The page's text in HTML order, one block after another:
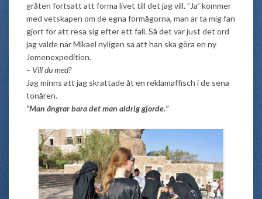
gråten fortsatt att forma livet till det jag vill. ”Ja” kommer
med vetskapen om de egna förmågorna, man är ta mig fan
gjort för att resa sig efter ett fall. Så det var just det ord
jag valde när Mikael nyligen sa att han ska göra en ny
Jemenexpedition.
– Vill du med?
Jag minns att jag skrattade åt en reklamaffisch i de sena
tonåren.
”Man ångrar bara det man aldrig gjorde.”